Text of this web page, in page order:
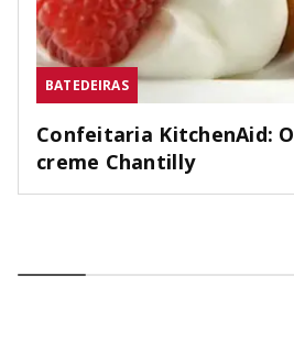
BATEDEIRAS
Confeitaria KitchenAid: O
creme Chantilly